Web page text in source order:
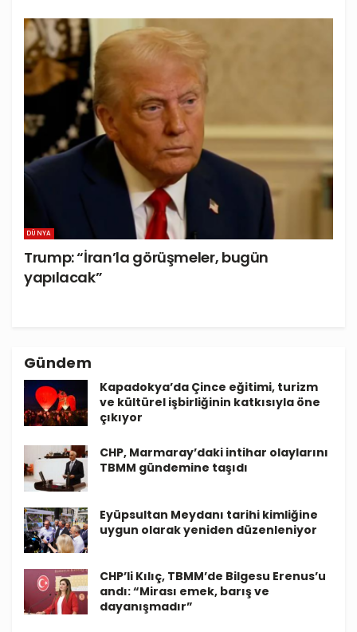
DÜNYA
Trump: “İran’la görüşmeler, bugün
yapılacak”
Gündem
Kapadokya’da Çince eğitimi, turizm
ve kültürel işbirliğinin katkısıyla öne
çıkıyor
CHP, Marmaray’daki intihar olaylarını
TBMM gündemine taşıdı
Eyüpsultan Meydanı tarihi kimliğine
uygun olarak yeniden düzenleniyor
CHP’li Kılıç, TBMM’de Bilgesu Erenus’u
andı: “Mirası emek, barış ve
dayanışmadır”